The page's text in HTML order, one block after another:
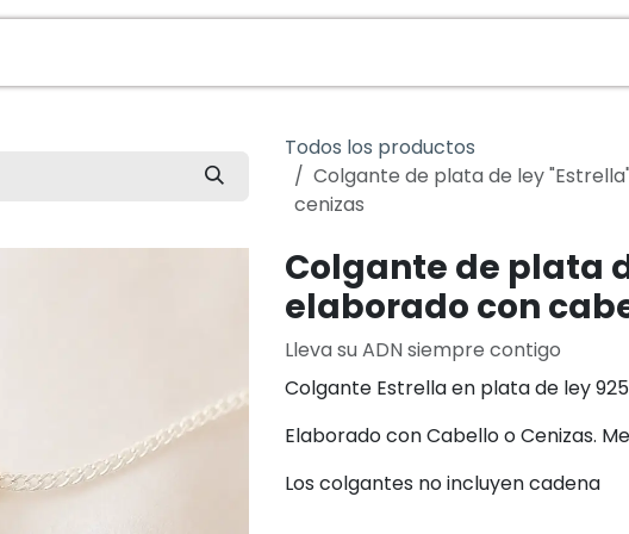
Todos los productos
Colgante de plata de ley
cenizas
Colgante de plata
elaborado con
Lleva su ADN siempre contigo
Colgante Estrella en plata de ley
Elaborado con Cabello o Cenizas.
Los colgantes no incluyen cadena